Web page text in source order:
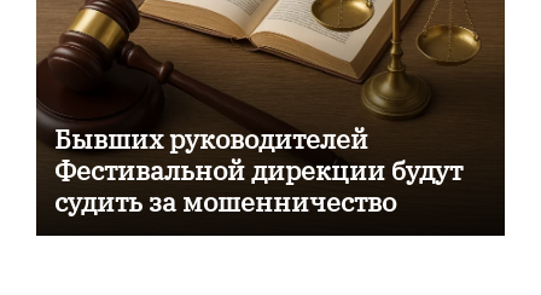
Бывших руководителей
Фестивальной дирекции будут
судить за мошенничество